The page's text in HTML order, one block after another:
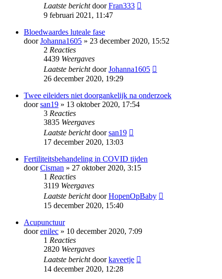
Laatste berichtdoorFran333
9 februari 2021, 11:47
Bloedwaardes luteale fase
doorJohanna1605 » 23 december 2020, 15:52
2 Reacties
4439 Weergaves
Laatste berichtdoorJohanna1605
26 december 2020, 19:29
Twee eileiders niet doorgankelijk na onderzoek
doorsan19 » 13 oktober 2020, 17:54
3 Reacties
3835 Weergaves
Laatste berichtdoorsan19
17 december 2020, 13:03
Fertiliteitsbehandeling in COVID tijden
doorCisman » 27 oktober 2020, 3:15
1 Reacties
3119 Weergaves
Laatste berichtdoorHopenOpBaby
15 december 2020, 15:40
Acupunctuur
doorenilec » 10 december 2020, 7:09
1 Reacties
2820 Weergaves
Laatste berichtdoorkaveetje
14 december 2020, 12:28